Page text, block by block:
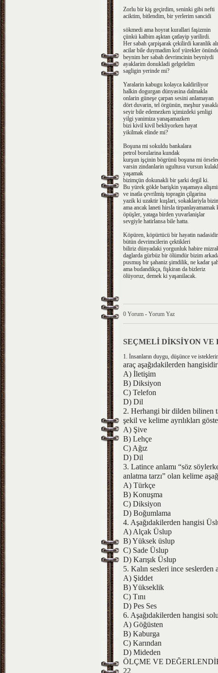
Zorlu bir kiş geçirdim, seninki gibi nefti
aciktim, bitlendim, bir yerlerim sancidi
sökmedi ama hoyrat kurallari faşizmin
çünkü kalbim aşktan çatlayip yarilirdi.
Her sabah çarpişarak çekilirdi karanlik
acilar bile duymadim kof yürekler
beynim her sabah devrimcinin beyniydi
ayaklarim donukladi gelgelelim
sagligin yerinde mi?
Yaralarin kabugu kolayca kaldiriliyor
halkin dogurgan dünyasina dalmakla
onlarin güneşe çarpan sesini anlamayan
dört duvarin, tel örgünün, meşhur
seyir bile edemezken içimizdeki şenligi
yilgi yanimiza yanaşamazken
bizi kivil kivil bekliyorken hayat
yikilmak elinde mi?
Boşuna mi sokuldu bankalara
petrol borularina kundak
kurşun işçinin bögrünü boşuna mi
varsin zindanlarin ugultusu vursun
yaşamak
bizimçün dokunakli bir şarki degil ki.
Bu yürek gökle barişkin yaşamaya
ve inatla çevrilmiş topragin çilgarina
yazik ki uzaktir kuşlari, sokaklariyla
ama ancak laneti hirsla tirpanlayamamak
öpüşler, yataga birden yuvarlanişlar
sevgiyle hatirlansa bile hatta.
Köpüren, köpürtücü bir hayatin
bütün devrimcilerin çektikleri
biliriz dünyadaki yorgunluk habire
daglarda gürbüz bir ölümdür bizim
pusmuş bir şahaniz şimdilik, ne kadar
ama budandikça, fişkiran da bizleriz
ölüyoruz, demek ki yaşanilacak.
0 Yorum - Yorum Yaz
SEÇMELİ DİKSİYON VE
1. İnsanların duygu, düşünce ve
araç aşağıdakilerden
A) İletişim
B) Diksiyon
C) Telefon
D) Dil
2. Herhangi bir dilden bilinen
şekil ve kelime ayrılıkları
A) Şive
B) Lehçe
C) Ağız
D) Dil
3. Latince anlamı “söz
anlatma tarzı” olan kelime
A) Türkçe
B) Konuşma
C) Diksiyon
D) Boğumlama
4. Aşağıdakilerden hangisi
A) Alçak Üslup
B) Yüksek üslup
C) Sade Üslup
D) Karışık Üslup
5. Kalın sesleri ince
A) Şiddet
B) Yükseklik
C) Tını
D) Pes Ses
6. Aşağıdakilerden hangisi
A) Göğüsten
B) Kaburga
C) Karından
D) Mideden
ÖLÇME VE
22